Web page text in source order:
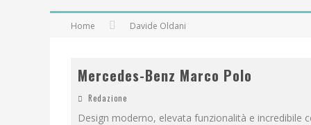
Home Davide Oldani
Mercedes-Benz Marco Polo
Redazione
Design moderno, elevata funzionalità e incredibile